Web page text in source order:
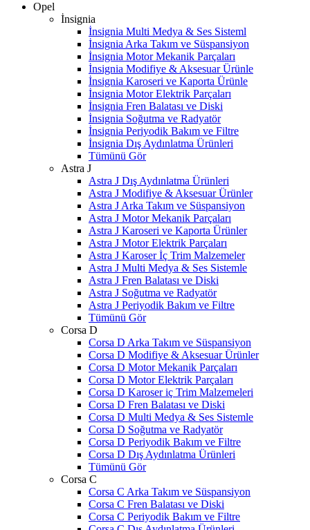
Opel
İnsignia
İnsignia Multi Medya & Ses Sisteml
İnsignia Arka Takım ve Süspansiyon
İnsignia Motor Mekanik Parçaları
İnsignia Modifiye & Aksesuar Ürünle
İnsignia Karoseri ve Kaporta Ürünle
İnsignia Motor Elektrik Parçaları
İnsignia Fren Balatası ve Diski
İnsignia Soğutma ve Radyatör
İnsignia Periyodik Bakım ve Filtre
İnsignia Dış Aydınlatma Ürünleri
Tümünü Gör
Astra J
Astra J Dış Aydınlatma Ürünleri
Astra J Modifiye & Aksesuar Ürünler
Astra J Arka Takım ve Süspansiyon
Astra J Motor Mekanik Parçaları
Astra J Karoseri ve Kaporta Ürünler
Astra J Motor Elektrik Parçaları
Astra J Karoser İç Trim Malzemeler
Astra J Multi Medya & Ses Sistemle
Astra J Fren Balatası ve Diski
Astra J Soğutma ve Radyatör
Astra J Periyodik Bakım ve Filtre
Tümünü Gör
Corsa D
Corsa D Arka Takım ve Süspansiyon
Corsa D Modifiye & Aksesuar Ürünler
Corsa D Motor Mekanik Parçaları
Corsa D Motor Elektrik Parçaları
Corsa D Karoser iç Trim Malzemeleri
Corsa D Fren Balatası ve Diski
Corsa D Multi Medya & Ses Sistemle
Corsa D Soğutma ve Radyatör
Corsa D Periyodik Bakım ve Filtre
Corsa D Dış Aydınlatma Ürünleri
Tümünü Gör
Corsa C
Corsa C Arka Takım ve Süspansiyon
Corsa C Fren Balatası ve Diski
Corsa C Periyodik Bakım ve Filtre